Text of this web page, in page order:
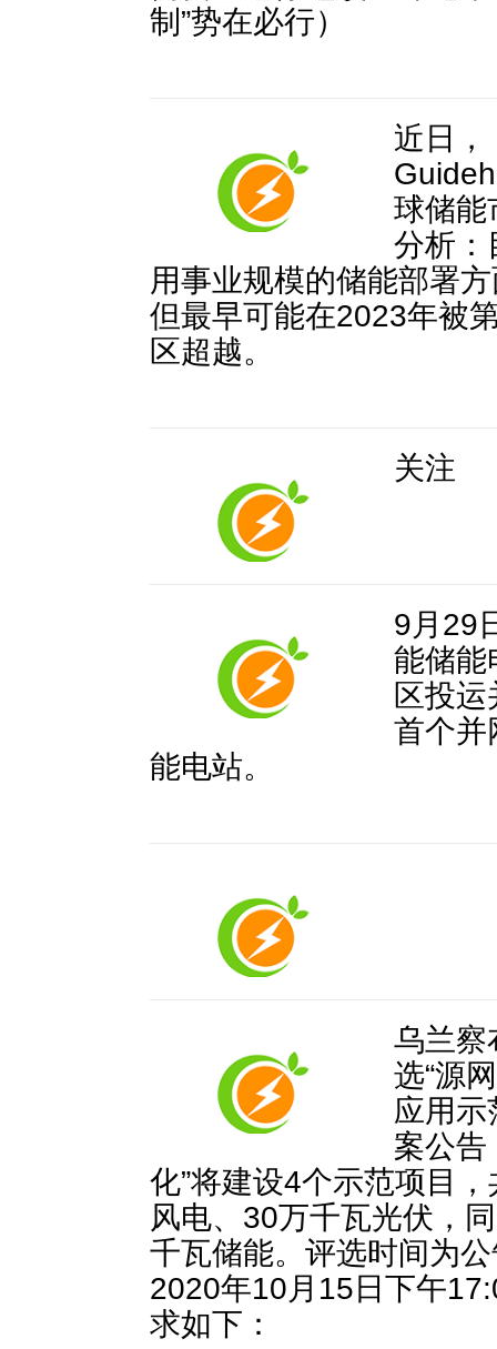
制”势在必行）
近日，
球储能
分析：
用事业规模的储能部署
但最早可能在2023年被
区超越。
关注
9月29
能储能
区投
首个并
能电站。
乌兰察
选“源
应用示
案公告
化”将建设4个示范项目
风电、30万千瓦光伏，
千瓦储能。评选时间为
2020年10月15日下午
求如下：